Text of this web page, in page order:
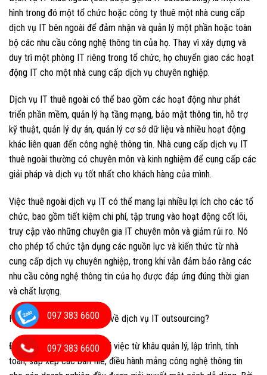
hình trong đó một tổ chức hoặc công ty thuê một nhà cung cấp
dịch vụ IT bên ngoài để đảm nhận và quản lý một phần hoặc toàn
bộ các nhu cầu công nghệ thông tin của họ. Thay vì xây dựng và
duy trì một phòng IT riêng trong tổ chức, họ chuyển giao các hoạt
động IT cho một nhà cung cấp dịch vụ chuyên nghiệp.
Dịch vụ IT thuê ngoài có thể bao gồm các hoạt động như phát
triển phần mềm, quản lý hạ tầng mạng, bảo mật thông tin, hỗ trợ
kỹ thuật, quản lý dự án, quản lý cơ sở dữ liệu và nhiều hoạt động
khác liên quan đến công nghệ thông tin. Nhà cung cấp dịch vụ IT
thuê ngoài thường có chuyên môn và kinh nghiệm để cung cấp các
giải pháp và dịch vụ tốt nhất cho khách hàng của mình.
Việc thuê ngoài dịch vụ IT có thể mang lại nhiều lợi ích cho các tổ
chức, bao gồm tiết kiệm chi phí, tập trung vào hoạt động cốt lõi,
truy cập vào những chuyên gia IT chuyên môn và giảm rủi ro. Nó
cho phép tổ chức tận dụng các nguồn lực và kiến thức từ nhà
cung cấp dịch vụ chuyên nghiệp, trong khi vẫn đảm bảo rằng các
nhu cầu công nghệ thông tin của họ được đáp ứng đúng thời gian
và chất lượng.
Hiểu như thế nào cho đúng về dịch vụ IT outsourcing?
Đây là dịch vụ mà ở đó, mọi việc từ khâu quản lý, lập trình, tính
toán, sắp xếp các bản file, điều hành mảng công nghệ thông tin
097 383 6600
097 383 6600